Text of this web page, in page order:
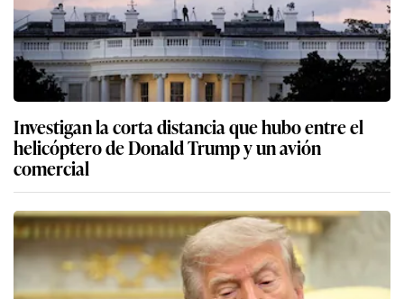
Investigan la corta distancia que hubo entre el
helicóptero de Donald Trump y un avión
comercial